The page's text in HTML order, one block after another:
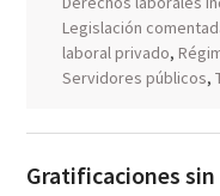
Legislación
laboral privado,
Servidores públicos,
Gratificaciones